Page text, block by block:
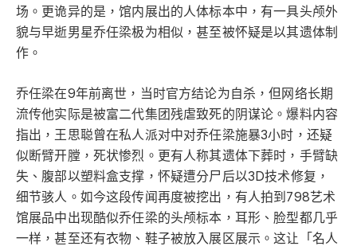
场。更诡异的是，馆内展出的人体标本中，有一具头颅外
貌与早逝男星乔任梁极为相似，甚至被怀疑是以其遗体制
作。
乔任梁在9年前离世，当时官方结论为自杀，但网络长期
流传他实际是被富二代集团残虐致死的阴谋论。爆料内容
指出，王思聪曾在私人派对中对乔任梁施暴3小时，还疑
似断臂开膛，死状惨烈。更有人称其遗体下葬时，手臂缺
失、腹部以塑料盒支撑，怀疑遭分尸后以3D技术修复，
细节骇人。如今这段传闻再度被挖出，有人拍到798艺术
馆展品中出现酷似乔任梁的头颅标本，耳形、脸型都几乎
一样，甚至还有衣物、鞋子被放入展区展示。这让「名人